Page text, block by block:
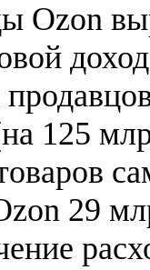
Ozon
125
29